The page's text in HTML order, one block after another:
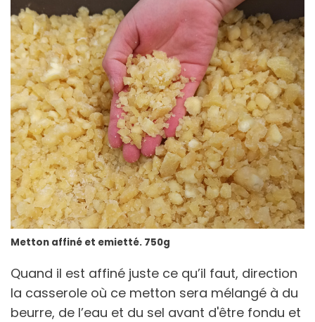
Metton affiné et emietté. 750g
Quand il est affiné juste ce qu’il faut, direction
la casserole où ce metton sera mélangé à du
beurre, de l’eau et du sel avant d'être fondu et